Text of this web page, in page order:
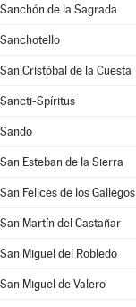
Sanchón de la Sagrada
Sanchotello
San Cristóbal de la Cuesta
Sancti-Spíritus
Sando
San Esteban de la Sierra
San Felices de los Gallegos
San Martín del Castañar
San Miguel del Robledo
San Miguel de Valero